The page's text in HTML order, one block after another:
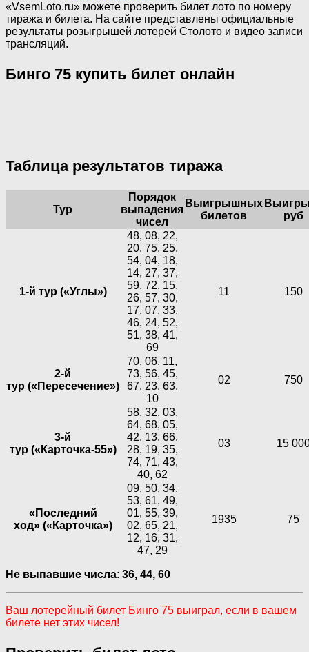
«VsemLoto.ru» можете проверить билет лото по номеру
тиража и билета. На сайте представлены официальные
результаты розыгрышей лотерей Столото и видео записи
трансляций.
Бинго 75 купить билет онлайн
Таблица результатов тиража
Тур
Порядок
выпадения
чисел
Выигрышных
билетов
руб
1-й тур («Углы»)
48, 08, 22,
20, 75, 25,
54, 04, 18,
14, 27, 37,
59, 72, 15,
26, 57, 30,
17, 07, 33,
46, 24, 52,
51, 38, 41,
69
11 150
2-й
тур («Пересечение»)
70, 06, 11,
73, 56, 45,
67, 23, 63,
10
02 750
3-й
тур («Карточка-55»)
58, 32, 03,
64, 68, 05,
42, 13, 66,
28, 19, 35,
74, 71, 43,
40, 62
03 15
«Последний
ход» («Карточка»)
09, 50, 34,
53, 61, 49,
01, 55, 39,
02, 65, 21,
12, 16, 31,
47, 29
1935 75
Не выпавшие числа: 36, 44, 60
Ваш лотерейный билет Бинго 75 выиграл, если в вашем
билете нет этих чисел!